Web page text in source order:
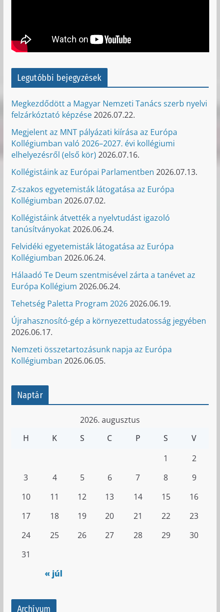
Legutóbbi bejegyzések
Megkezdődött a Magyar Nemzeti Tanács szerb nyelvi
felzárkóztató képzése2026.07.22.
Megjelent az MNT pályázati kiírása az Európa
Kollégiumban való 2026–2027. évi kollégiumi
elhelyezésről (első kör) 2026.07.16.
Kollégistáink az Európai Parlamentben 2026.07.13.
Z-szakos egyetemisták látogatása az Európa
Kollégiumban 2026.07.02.
Kollégistáink átvették a nyelvtudást igazoló
tanúsítványokat2026.06.24.
Felvidéki egyetemisták látogatása az Európa
Kollégiumban 2026.06.24.
Hálaadó Te Deum szentmisével zárta a tanévet az
Európa Kollégium 2026.06.24.
Tehetség Paletta Program 20262026.06.19.
Újrahasznosító-gép a környezettudatosság jegyében
2026.06.17.
Nemzeti összetartozásunk napja az Európa
Kollégiumban 2026.06.05.
Naptár
2026. augusztus
H
K S C P S V
« júl
1
2
3
4 5 6 7 8
9
10
11 12 13 14 15
16
17
18 19 20 21 22
23
24
25 26 27 28 29
30
31
Archívum